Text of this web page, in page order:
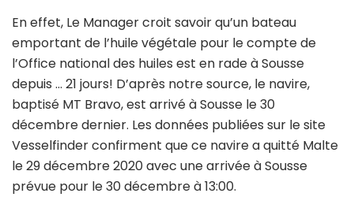
En effet, Le Manager croit savoir qu’un bateau
emportant de l’huile végétale pour le compte de
l’Office national des huiles est en rade à Sousse
depuis … 21 jours! D’après notre source, le navire,
baptisé MT Bravo, est arrivé à Sousse le 30
décembre dernier. Les données publiées sur le site
Vesselfinder confirment que ce navire a quitté Malte
le 29 décembre 2020 avec une arrivée à Sousse
prévue pour le 30 décembre à 13:00.